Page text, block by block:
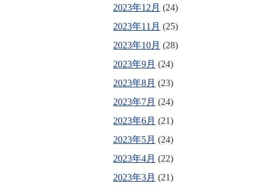
2023年12月 (24)
2023年11月 (25)
2023年10月 (28)
2023年9月 (24)
2023年8月 (23)
2023年7月 (24)
2023年6月 (21)
2023年5月 (24)
2023年4月 (22)
2023年3月 (21)